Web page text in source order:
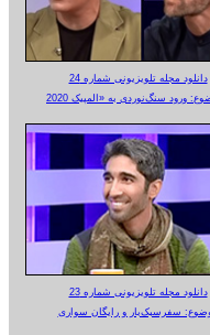
دانلود مجله تلویزیونی شماره 24
دانلود مجله تلویزیونی شماره 23
سفرسبک‌بار و رایگان سواری